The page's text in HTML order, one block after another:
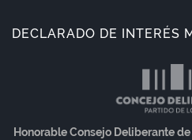
DECLARADO DE INTERÉS
Honorable Consejo Deliberante